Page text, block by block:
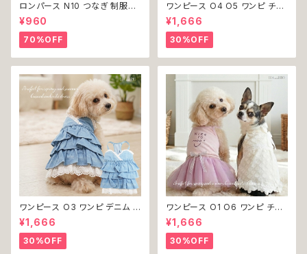
ロンパース N10 つなぎ 制服風
チェック柄 グレー 灰色 コスチュ
ーム コスプレ ドッグウェア dog
犬 猫 ペット 服 犬服 洋服 オシ
ャレ かわいい 小型犬 返品交換
不可
¥960
70%OFF
ワンピース O4 O5 ワンピ チェ
ック プリーツ レース 女の子 犬
犬服 小型 猫 服 洋服 ペット do
g ドッグウェア おしゃれ かわい
い 返品交換不可
¥1,666
30%OFF
ワンピース O3 ワンピ デニム プ
リーツ レース 女の子 犬 犬服
小型 猫 服 洋服 ペット dog ド
ッグウェア おしゃれ かわいい 返
品交換不可
¥1,666
30%OFF
ワンピース O1 O6 ワンピ チュ
ール レース 花 フラワー 女の子
犬 犬服 小型 猫 服 洋服 ペット
dog ドッグウェア おしゃれ かわ
いい 返品交換不可
¥1,666
30%OFF